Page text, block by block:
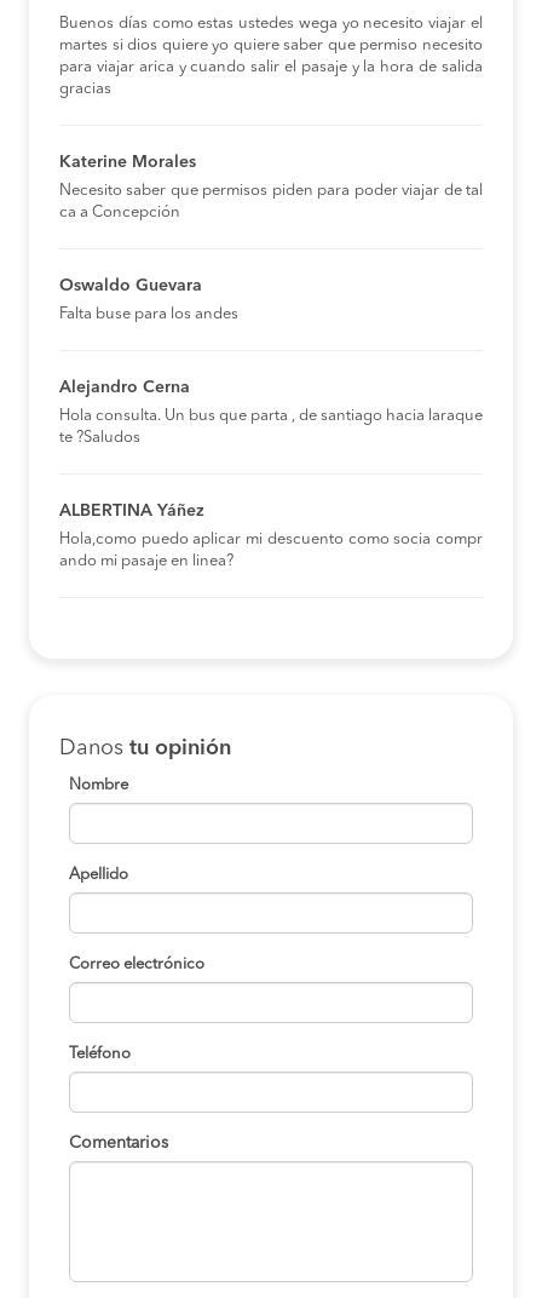
Buenos días como estas ustedes wega yo necesito viajar el
martes si dios quiere yo quiere saber que permiso necesito
para viajar arica y cuando salir el pasaje y la hora de salida
gracias
Katerine Morales
Necesito saber que permisos piden para poder viajar de tal
ca a Concepción
Oswaldo Guevara
Falta buse para los andes
Alejandro Cerna
Hola consulta. Un bus que parta , de santiago hacia laraque
te ?Saludos
ALBERTINA Yáñez
Hola,como puedo aplicar mi descuento como socia compr
ando mi pasaje en linea?
Danos tu opinión
Nombre
Apellido
Correo electrónico
Teléfono
Comentarios